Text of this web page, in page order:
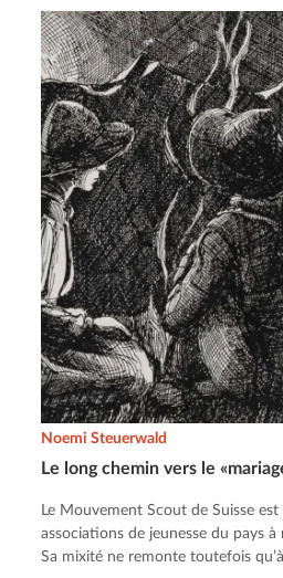
Le long chemin vers le
Noemi Steuerwald
Le Mouvement Scout de Suisse est
associations de jeunesse du pays
Sa mixité ne remonte toutefois